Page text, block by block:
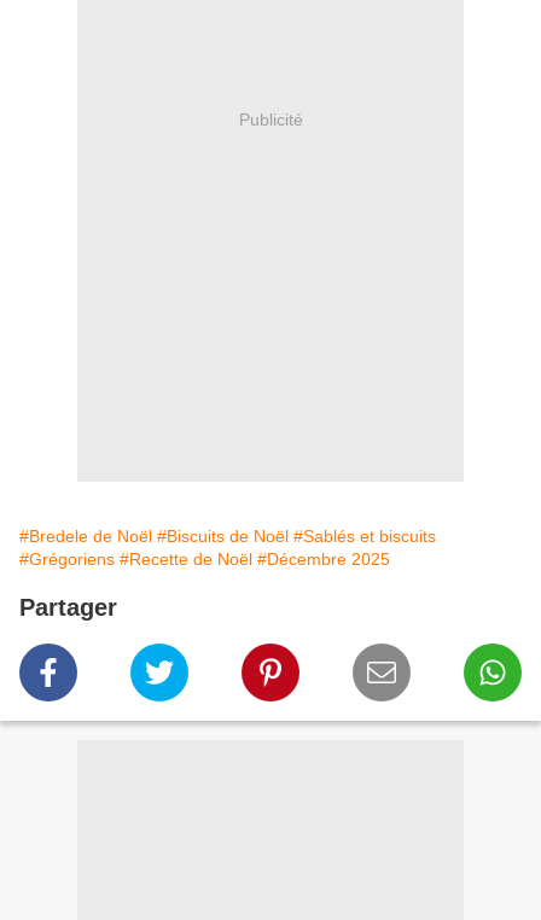
Publicité
#Bredele de Noël #Biscuits de Noël #Sablés et biscuits
#Grégoriens #Recette de Noël #Décembre 2025
Partager